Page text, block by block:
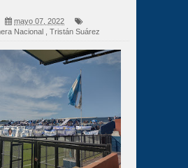
mayo 07, 2022
Nacional Tristán Suárez